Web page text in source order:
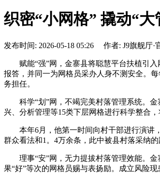
织密“小网格” 撬动“大
发布时间: 2026-05-18 05:26 作者: J9旗舰厅·
赋能“强”网，金寨县将聪慧平台扶植引入
报答，并同一为网格员采办人身不测安全。
务担任。
科学“划”网，不竭完美村落管理系统。金
兴、分析管理等15类下层网格进行科学整合
本年6月，他第一时间向村干部进行演讲，
群众看法和1。4万余条，此中被县村落采纳
理事“安”网，无力提拔村落管理效能。金
果“好”等次的网格员赐与表扬励。成立风险